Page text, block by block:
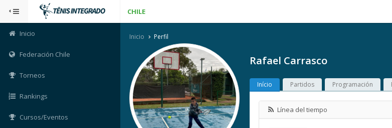
CHILE
Inicio
Federación Chile
Torneos
Rankings
Cursos/Eventos
Inicio Perfil
Rafael Carrasco
Início Partidos Programación
Línea del tiempo